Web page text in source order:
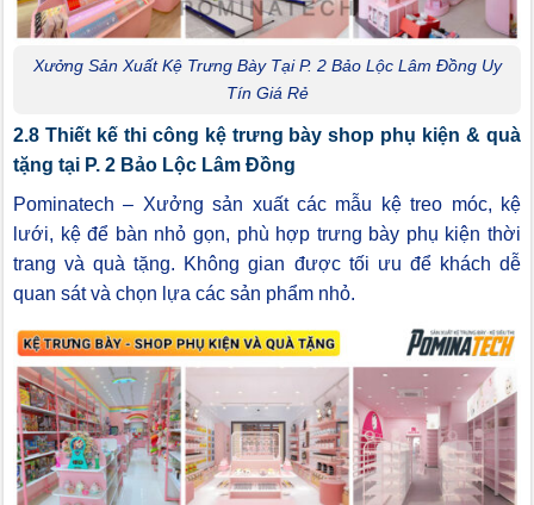
Xưởng Sản Xuất Kệ Trưng Bày Tại P. 2 Bảo Lộc Lâm Đồng Uy
Tín Giá Rẻ
2.8 Thiết kế thi công kệ trưng bày shop phụ kiện & quà
tặng tại P. 2 Bảo Lộc Lâm Đồng
Pominatech – Xưởng sản xuất các mẫu kệ treo móc, kệ
lưới, kệ để bàn nhỏ gọn, phù hợp trưng bày phụ kiện thời
trang và quà tặng. Không gian được tối ưu để khách dễ
quan sát và chọn lựa các sản phẩm nhỏ.